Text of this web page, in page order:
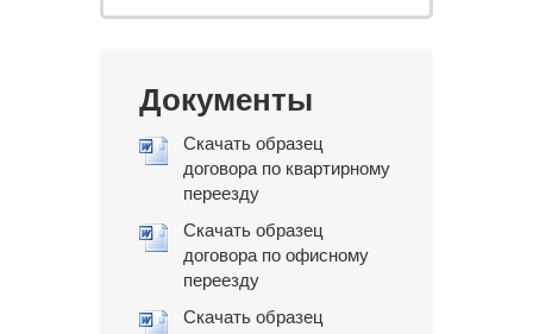
Документы
Скачать образец
договора по квартирному
переезду
Скачать образец
договора по офисному
переезду
Скачать образец